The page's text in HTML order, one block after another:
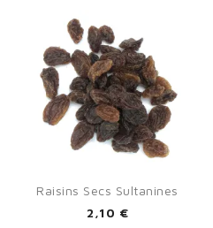
Raisins Secs Sultanines
2,10 €